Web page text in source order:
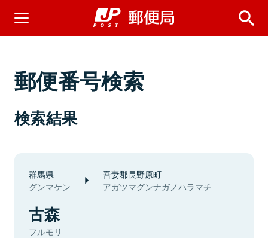
郵便番号検索
検索結果
群馬県
グンマケン
吾妻郡長野原町
アガツマグンナガノハラマチ
古森
フルモリ